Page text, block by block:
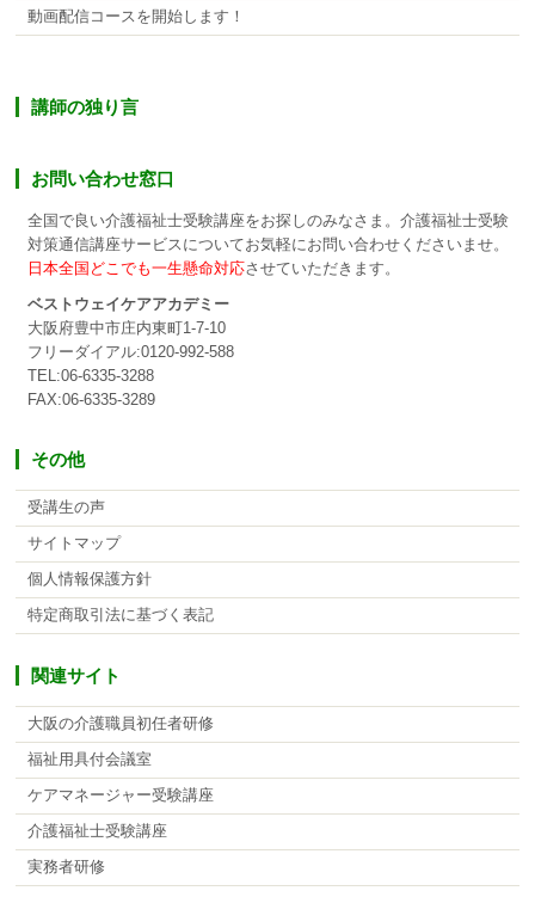
動画配信コースを開始します！
講師の独り言
お問い合わせ窓口
全国で良い介護福祉士受験講座をお探しのみなさま。介護福祉士受験
対策通信講座サービスについてお気軽にお問い合わせくださいませ。
日本全国どこでも一生懸命対応させていただきます。
ベストウェイケアアカデミー
大阪府豊中市庄内東町1-7-10
フリーダイアル:0120-992-588
TEL:06-6335-3288
FAX:06-6335-3289
その他
受講生の声
サイトマップ
個人情報保護方針
特定商取引法に基づく表記
関連サイト
大阪の介護職員初任者研修
福祉用具付会議室
ケアマネージャー受験講座
介護福祉士受験講座
実務者研修